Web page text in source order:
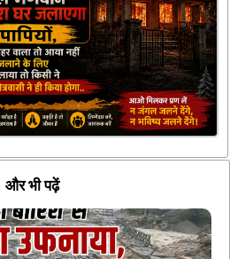
और भी पढ़ें